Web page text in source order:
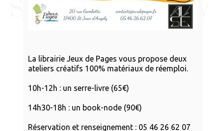
La librairie Jeux de Pages vous propose deux
ateliers créatifs 100% matériaux de réemploi.
10h-12h : un serre-livre (65€)
14h30-18h : un book-node (90€)
Réservation et renseignement : 05 46 26 62 07